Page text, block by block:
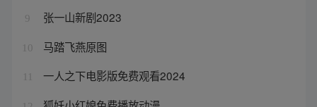
9 张一山新剧2023
10 马踏飞燕原图
一人之下电影版免费观看2024